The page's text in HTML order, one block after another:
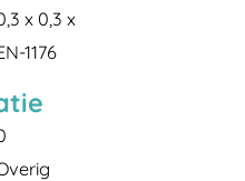
x 0,3 x
1176